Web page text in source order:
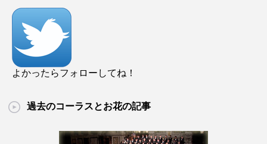
よかったらフォローしてね！
過去のコーラスとお花の記事